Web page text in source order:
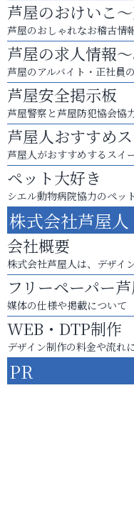
芦屋のおけいこ
芦屋のおしゃれなお稽古情
芦屋の求人情報
芦屋のアルバイト・正社員
芦屋安全掲示板
芦屋警察と芦屋防犯協会協
芦屋人おすすめ
芦屋人がおすすめするスイ
ペット大好き
シエル動物病院協力のペッ
株式会社芦屋人
会社概要
株式会社芦屋人は、デザイ
フリーペーパー
媒体の仕様や掲載について
WEB・DTP制作
デザイン制作の料金や流れ
PR